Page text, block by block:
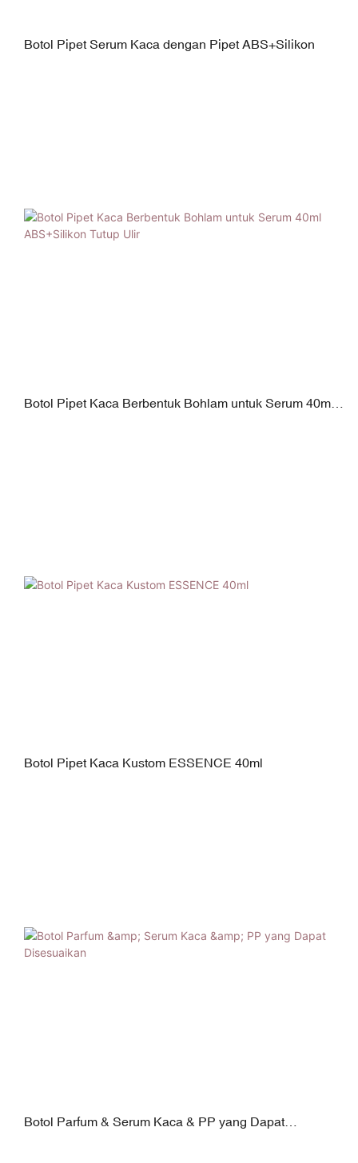
Botol Pipet Serum Kaca dengan Pipet ABS+Silikon
Botol Pipet Kaca Berbentuk Bohlam untuk Serum 40ml
Botol Pipet Kaca Kustom ESSENCE 40ml
Botol Parfum & Serum Kaca & PP yang Dapat